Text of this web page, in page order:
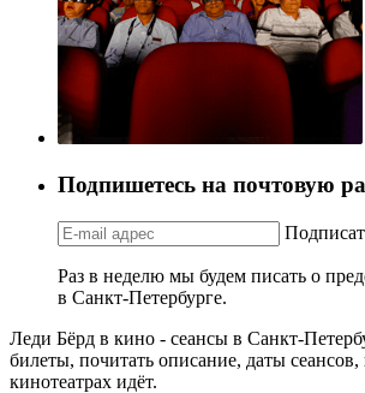
Подпишетесь на почтовую
Раз в неделю мы будем писать о
в Санкт-Петербурге.
Леди Бёрд в кино - сеансы в Санкт-
билеты, почитать описание, даты сеансов,
кинотеатрах идёт.